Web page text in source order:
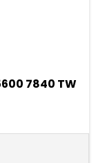
7840 TW